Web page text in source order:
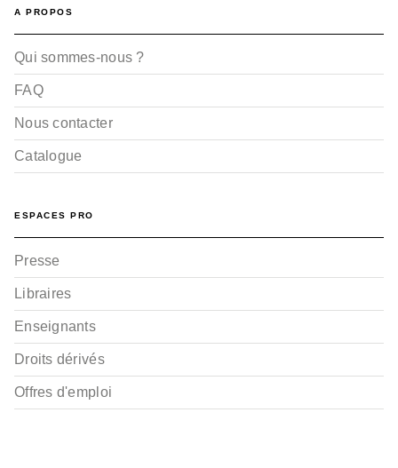
A PROPOS
Qui sommes-nous ?
FAQ
Nous contacter
Catalogue
ESPACES PRO
Presse
Libraires
Enseignants
Droits dérivés
Offres d'emploi